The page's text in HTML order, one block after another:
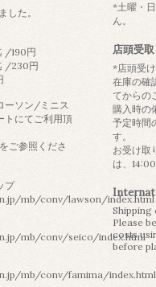
した。
/190円
/230円
ーソン/ミニス
トにてご利用頂
ご参照くださ
プ
mb/conv/lawson/index.html
mb/conv/seico/index.html
mb/conv/famima/index.html
*土曜・
ん。
店頭受取
*店頭受
在庫の確
てからの
購入時の
予定時間
す。
お受け取
は、
Shipping
Please
costs
before